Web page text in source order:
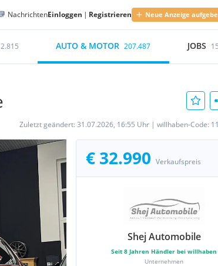
NachrichtenEinloggen | Registrieren Neue Anzeige
AUTO & MOTOR 207.487 JOBS
Zuletzt geändert: 31.07.2026, 16:55 Uhr | willhaben-Code:
€ 32.990 Verkaufspreis
Shej Automobile
Seit 8 Jahren Händler bei willhaben
Unternehmen